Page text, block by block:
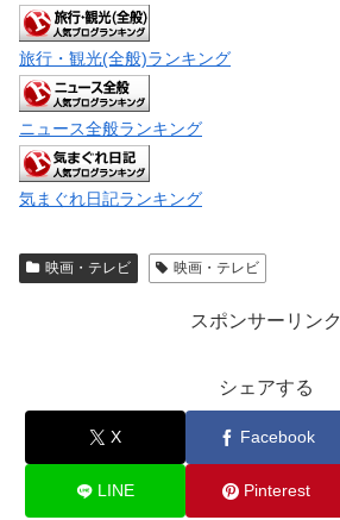
旅行・観光(全般)ランキング
ニュース全般ランキング
気まぐれ日記ランキング
映画・テレビ 映画・テレビ
スポンサーリンク
シェアする
X Facebook
LINE Pinterest